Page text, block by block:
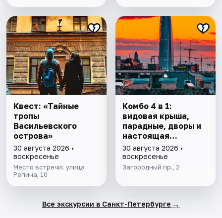
Квест: «Тайные
тропы
Васильевского
острова»
30 августа 2026 •
воскресенье
Место встречи: улица
Репина, 10
Комбо 4 в 1:
видовая крыша,
парадные, дворы и
настоящая
коммуналка
30 августа 2026 •
воскресенье
Загородный пр., 2
Все экскурсии в Санкт-Петербурге →